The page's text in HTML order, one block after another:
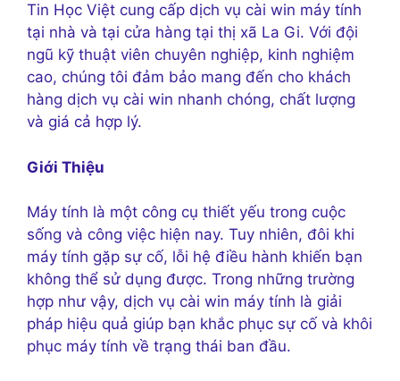
Tin Học Việt cung cấp dịch vụ cài win máy tính
tại nhà và tại cửa hàng tại thị xã La Gi. Với đội
ngũ kỹ thuật viên chuyên nghiệp, kinh nghiệm
cao, chúng tôi đảm bảo mang đến cho khách
hàng dịch vụ cài win nhanh chóng, chất lượng
và giá cả hợp lý.
Giới Thiệu
Máy tính là một công cụ thiết yếu trong cuộc
sống và công việc hiện nay. Tuy nhiên, đôi khi
máy tính gặp sự cố, lỗi hệ điều hành khiến bạn
không thể sử dụng được. Trong những trường
hợp như vậy, dịch vụ cài win máy tính là giải
pháp hiệu quả giúp bạn khắc phục sự cố và khôi
phục máy tính về trạng thái ban đầu.